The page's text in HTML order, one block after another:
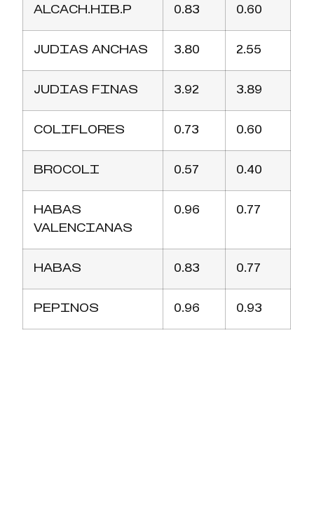
ALCACH.HIB.P 0.83 0.60
JUDIAS ANCHAS 3.80 2.55
JUDIAS FINAS 3.92 3.89
COLIFLORES 0.73 0.60
BROCOLI 0.57 0.40
HABAS
VALENCIANAS
0.96 0.77
HABAS 0.83 0.77
PEPINOS 0.96 0.93